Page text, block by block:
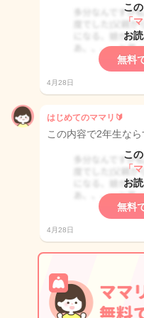
こ
「
お
無料
4月28日
はじめてのママリ🔰
この内容で2年生な
こ
「
お
無料
4月28日